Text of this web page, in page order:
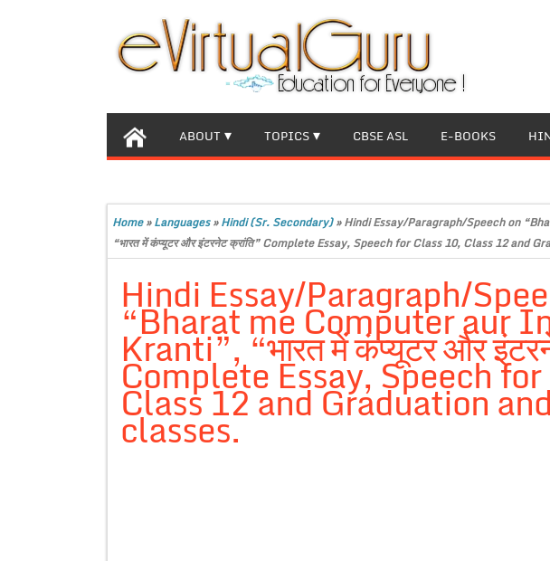
ABOUT TOPICS CBSE ASL E-BOOKS
Home»Languages»Hindi (Sr. Secondary)»Hindi Essay/Paragraph/Speech on
“भारत में कंप्यूटर और इंटरनेट क्रांति” Complete Essay, Speech for Class 10, Class 12 and
Hindi Essay/Paragraph/
“Bharat me Computer aur
Kranti”, “भारत में कंप्यूटर और
Complete Essay, Speech
Class 12 and Graduation
classes.